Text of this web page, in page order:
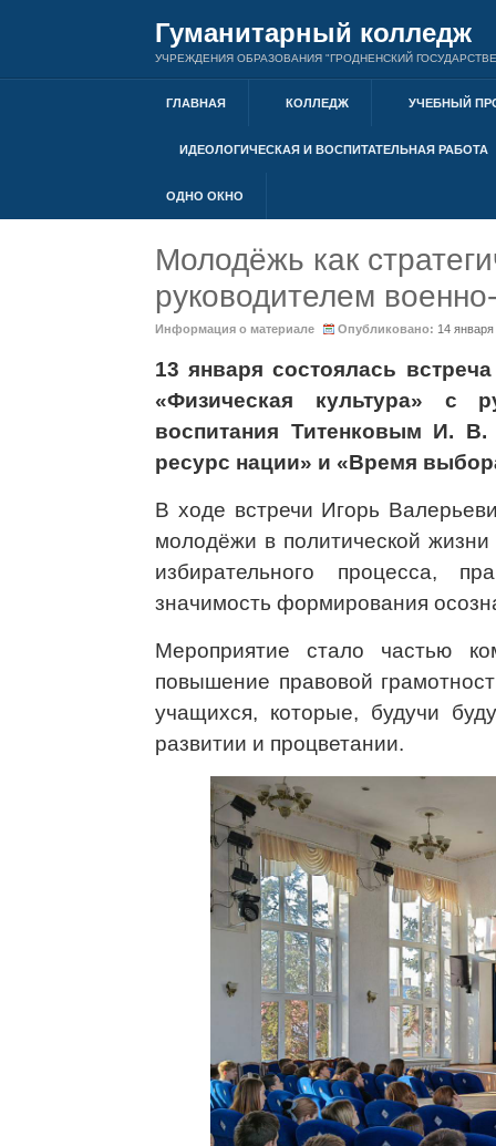
Гуманитарный колледж
УЧРЕЖДЕНИЯ ОБРАЗОВАНИЯ "ГРОДНЕНСКИЙ
ГЛАВНАЯ КОЛЛЕДЖ УЧЕБНЫЙ
ИДЕОЛОГИЧЕСКАЯ И ВОСПИТАТЕЛЬНАЯ РАБОТА
ОДНО ОКНО
Молодёжь как
руководителем
Информация о материале Опубликовано: 14
13 января состоялась
«Физическая культура» с
воспитания Титенковым И.
ресурс нации» и «Время
В ходе встречи Игорь
молодёжи в политической
избирательного процесса,
значимость формирования
Мероприятие стало частью
повышение правовой
учащихся, которые, будучи
развитии и процветании.